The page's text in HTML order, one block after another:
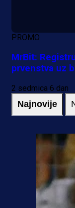
PROMO
MrBit:
prvenstva uz
2 sedmica 6 dan
Najnovije